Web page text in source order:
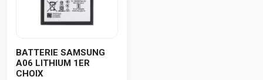
BATTERIE SAMSUNG
A06 LITHIUM 1ER
CHOIX